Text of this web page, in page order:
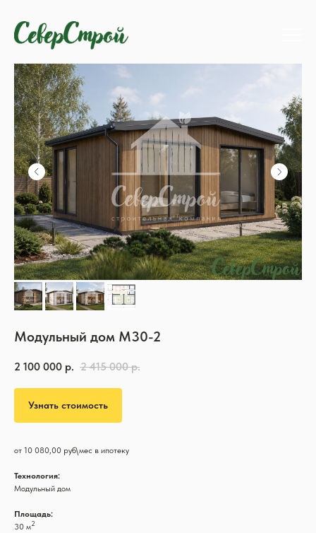
Модульный дом M30-2
2 100 000 р. 2 415 000 р.
Узнать стоимость
от 10 080,00 руб\мес в ипотеку
Технология:
Модульный дом
Площадь:
30 м2